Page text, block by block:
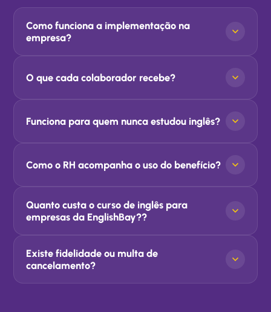
Como funciona a implementação na
empresa?
O que cada colaborador recebe?
Funciona para quem nunca estudou inglês?
Como o RH acompanha o uso do benefício?
Quanto custa o curso de inglês para
empresas da EnglishBay??
Existe fidelidade ou multa de
cancelamento?